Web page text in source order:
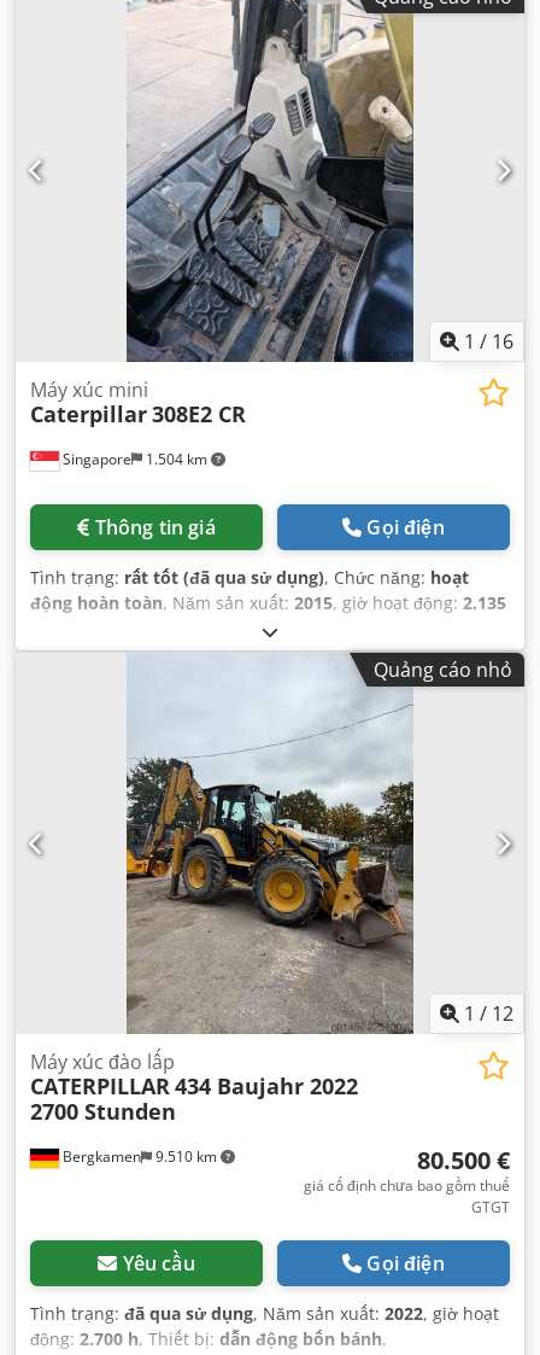
1 / 16
Singapore 1.504 km
Máy xúc mini
Caterpillar308E2 CR
Thông tin giá Gọi điện
Tình trạng: rất tốt (đã qua sử dụng), Chức năng: hoạt
động hoàn toàn, Năm sản xuất: 2015, giờ hoạt động: 2.135
CAT0308EPMY201796
Quảng cáo nhỏ
1 / 12
Bergkamen 9.510 km
Máy xúc đào lấp
CATERPILLAR434 Baujahr 2022
2700 Stunden
80.500 €
giá cố định chưa bao gồm thuế
GTGT
Yêu cầu Gọi điện
Tình trạng: đã qua sử dụng, Năm sản xuất: 2022, giờ hoạt
động: 2.700 h, Thiết bị: dẫn động bốn bánh,